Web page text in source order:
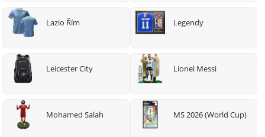
Lazio Řím Legendy
Leicester City Lionel Messi
Mohamed Salah MS 2026 (World Cup)